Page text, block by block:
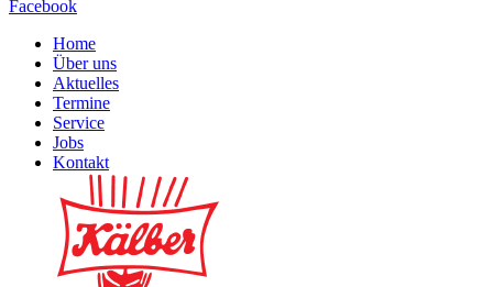
Facebook
Home
Über uns
Aktuelles
Termine
Service
Jobs
Kontakt